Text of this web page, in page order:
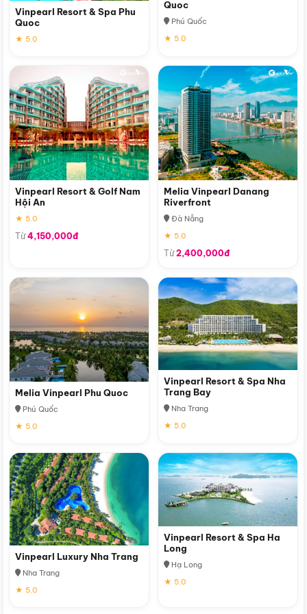
Vinpearl Resort & Spa Phu
Quoc
★ 5.0
Quoc
Phú Quốc
★ 5.0
Vinpearl Resort & Golf Nam
Hội An
★ 5.0
Từ4,150,000đ
Melia Vinpearl Danang
Riverfront
Đà Nẵng
★ 5.0
Từ2,400,000đ
Melia Vinpearl Phu Quoc
Phú Quốc
★ 5.0
Vinpearl Resort & Spa Nha
Trang Bay
Nha Trang
★ 5.0
Vinpearl Luxury Nha Trang
Nha Trang
★ 5.0
Vinpearl Resort & Spa Ha
Long
Hạ Long
★ 5.0